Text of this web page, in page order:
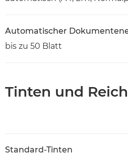
Automatischer
bis zu 50 Blatt
Tinten und
Standard-Tinten